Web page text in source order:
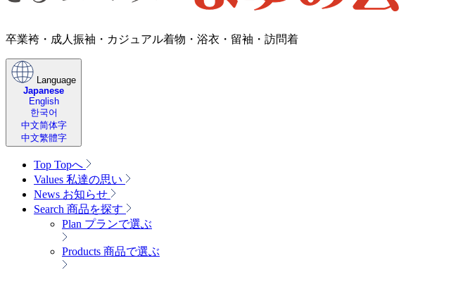
卒業袴・成人振袖・カジュアル着物・浴衣・留袖・訪問着
Language
Japanese
English
한국어
中文简体字
中文繁體字
Top Topへ
Values 私達の思い
News お知らせ
Search 商品を探す
Plan プランで選ぶ
Products 商品で選ぶ